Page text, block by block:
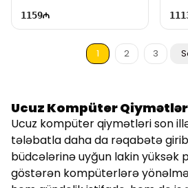
1159
1 2 3
Ucuz Kompüter
Ucuz kompüter qiymətləri son
tələbatla daha da rəqabətə
büdcələrinə uyğun lakin yüksək
göstərən kompüterlərə